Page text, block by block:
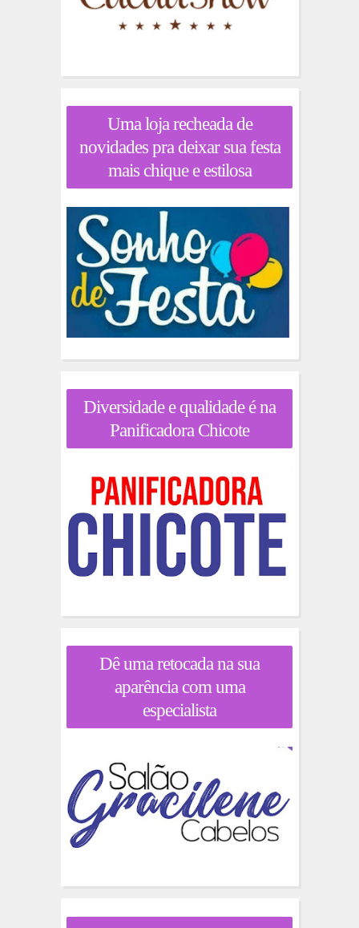
Uma loja recheada de
novidades pra deixar sua festa
mais chique e estilosa
Diversidade e qualidade é na
Panificadora Chicote
Dê uma retocada na sua
aparência com uma
especialista